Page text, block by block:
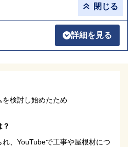
閉じる
詳細を見る
検討し始めたため
、YouTubeで工事や屋根材につ